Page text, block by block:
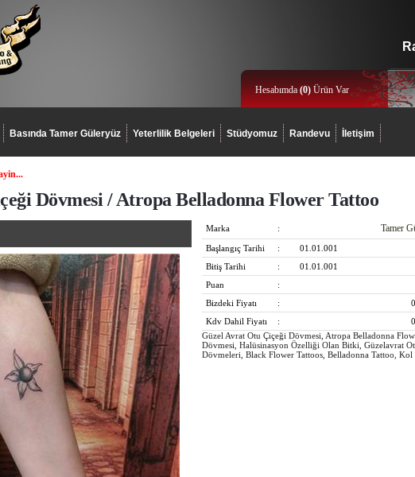
Hesabımda(0) Ürün Var
Basında Tamer Güleryüz Yeterlilik Belgeleri Stüdyomuz Randevu İletişim
Dövmesi / Atropa Belladonna Flower Tattoo
Marka : Tamer
Başlangıç Tarihi :
01.01.001
Bitiş Tarihi
:
01.01.001
Puan
:
Bizdeki Fiyatı
:
Kdv Dahil Fiyatı
:
Güzel Avrat Otu Çiçeği Dövmesi, Atropa Belladonna
Dövmesi, Halüsinasyon Özelliği Olan Bitki, Güzelavrat
Dövmeleri, Black Flower Tattoos, Belladonna Tattoo,